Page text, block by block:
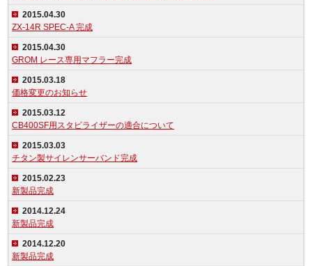
2015.04.30
ZX-14R SPEC-A 完成
2015.04.30
GROM レース専用マフラー完成
2015.03.18
価格変更のお知らせ
2015.03.12
CB400SF用スタビライザーの適合について
2015.03.03
チタン製サイレンサーバンド完成
2015.02.23
新製品完成
2014.12.24
新製品完成
2014.12.20
新製品完成